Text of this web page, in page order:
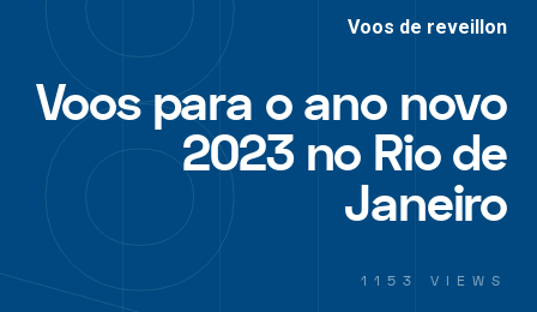
Voos de reveillon
Voos para o ano novo
2023 no Rio de
Janeiro
1153 VIEWS